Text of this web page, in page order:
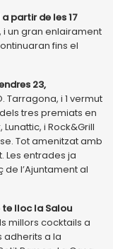
partir de les 17
, i un gran enlairament
fins el
23,
Tarragona, i 1 vermut
tres premiats en
i Rock&Grill
Tot amenitzat amb
Les entrades ja
l’Ajuntament al
te lloc la Salou
millors cocktails a
adherits a la